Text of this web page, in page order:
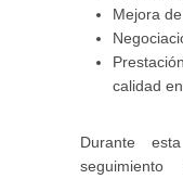
Mejora
calidad
Durante